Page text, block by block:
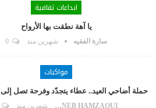
ابداعات ثقافية
يا آهة نطقت بها الأرواح
سارة الفقيه شهرين منذ
مواكبات
حملة أضاحي العيد.. عطاء يتجدّد وفرحة تصل
ZAYNEB HAMZAOUI شهرين منذ